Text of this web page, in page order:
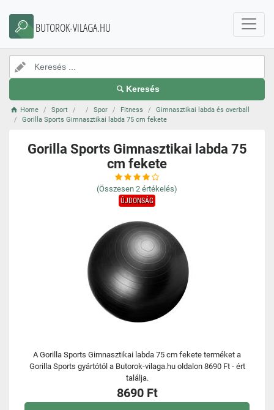
BUTOROK-VILAGA.HU
Keresés
Home Sport Spor Fitness
Gimnasztikai labda és overball
Gorilla Sports Gimnasztikai labda 75 cm fekete
Gorilla Sports Gimnasztikai labda 75
cm fekete
(Összesen 2 értékelés)
ÚJDONSÁG
A Gorilla Sports Gimnasztikai labda 75 cm fekete terméket a
Gorilla Sports gyártótól a Butorok-vilaga.hu oldalon 8690 Ft - ért
találja.
8690 Ft